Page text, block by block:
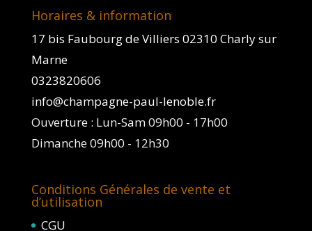
Horaires & information
17 bis Faubourg de Villiers 02310 Charly sur
Marne
0323820606
info@champagne-paul-lenoble.fr
Ouverture : Lun-Sam 09h00 - 17h00
Dimanche 09h00 - 12h30
Conditions Générales de vente et
d’utilisation
CGU